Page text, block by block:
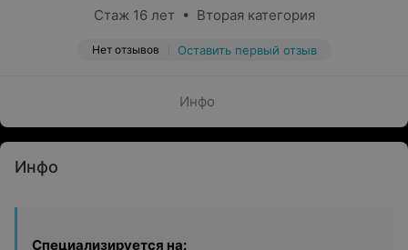
Стаж 16 лет • Вторая категория
Нет отзывов Оставить первый отзыв
Инфо
Инфо
Специализируется на: